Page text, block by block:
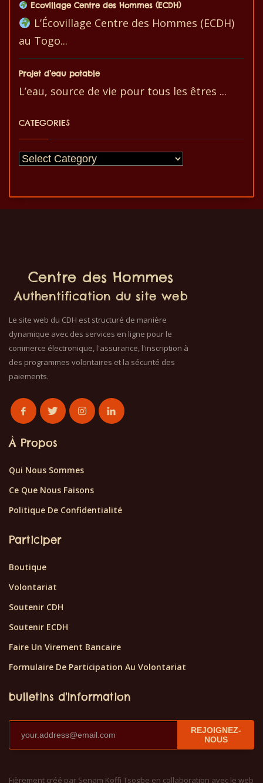
Ecovillage Centre des Hommes (ECDH)
L’Écovillage Centre des Hommes (ECDH)
au Togo...
Projet d’eau potable
L’eau, source de vie pour tous les êtres ...
CATEGORIES
Centre des Hommes
Authentification du site web
Le site web du CDH est structuré de manière
dynamique avec des services en ligne pour le
commerce électronique, l'assurance, l'inscription à
des programmes volontaires et la sécurité des
paiements.
À Propos
Qui Nous Sommes
Ce Que Nous Faisons
Politique De Confidentialité
Participer
Boutique
Volontariat
Soutenir CDH
Soutenir ECDH
Faire Un Virement Bancaire
Formulaire De Participation Au Volontariat
bulletins d'information
REJOIGNEZ-
NOUS
Fièrement créé par Senam Koffi Tsogbe en collaboration avec le web